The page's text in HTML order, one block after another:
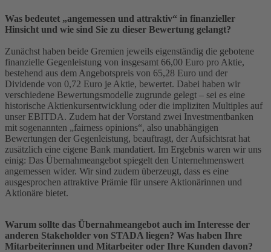
Was bedeutet „angemessen und attraktiv“ in finanzieller
Hinsicht und wie sind Sie zu dieser Bewertung gelangt?
Zunächst haben beide Gremien jeweils eigenständig die gebotene
finanzielle Gegenleistung von insgesamt 66,00 Euro pro Aktie,
bestehend aus dem Angebotspreis von 65,28 Euro und der
Dividende von 0,72 Euro je Aktie, bewertet. Dabei haben wir
verschiedene Bewertungsmodelle zugrunde gelegt – sei es eine
historische Aktienkursentwicklung oder die impliziten Multiples auf
unser EBITDA. Zudem hat der Vorstand zwei Investmentbanken
mit sogenannten „fairness opinions“, also unabhängigen
Bewertungen der Gegenleistung, beauftragt, der Aufsichtsrat hat
zusätzlich eine eigene Bank mandatiert. Im Ergebnis waren wir uns
einig: Das Übernahmeangebot spiegelt den Unternehmenswert
angemessen wider. Wir sind zudem überzeugt, dass es eine
ausgesprochen attraktive Prämie für unsere Aktionärinnen und
Aktionäre bietet.
Warum sollte das Übernahmeangebot auch im Interesse der
anderen Stakeholder von STADA liegen? Was haben Ihre
Mitarbeiterinnen und Mitarbeiter oder Ihre Kunden davon?